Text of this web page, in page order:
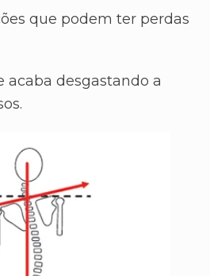
que podem ter perdas
acaba desgastando a